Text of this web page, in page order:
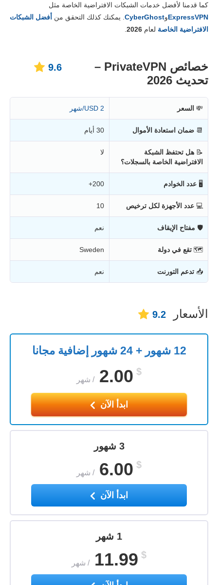
المصداقية والدعم 9.2
كما قدمنا لأفضل خدمات الشبكات الافتراضية الخاصة مثل
ExpressVPNوCyberGhost. يمكنك كذلك التحقق من أفضل الشبكات
الافتراضية الخاصة لعام 2026
.
خصائص PrivateVPN –
تحديث 2026
9.6
💸 السعر 2 USD/شهر
📆 ضمان استعادة الأموال 30 أيام
📝 هل تحتفظ الشبكة
الافتراضية الخاصة بالسجلات؟
لا
🖥 عدد الخوادم 200+
💻 عدد الأجهزة لكل ترخيص 10
🛡 مفتاح الإيقاف نعم
🗺 تقع في دولة Sweden
📥 تدعم التورنت نعم
الأسعار 9.2
12 شهور + 24 شهور إضافية مجانا
$
2.00
/ شهر
ابدأ الآن
3 شهور
$
6.00
/ شهر
ابدأ الآن
1 شهر
$
11.99
/ شهر